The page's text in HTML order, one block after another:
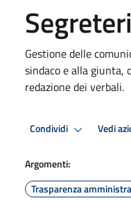
Gestione delle
sindaco e alla giunta,
redazione dei verbali.
Condividi Vedi
Argomenti:
Trasparenza